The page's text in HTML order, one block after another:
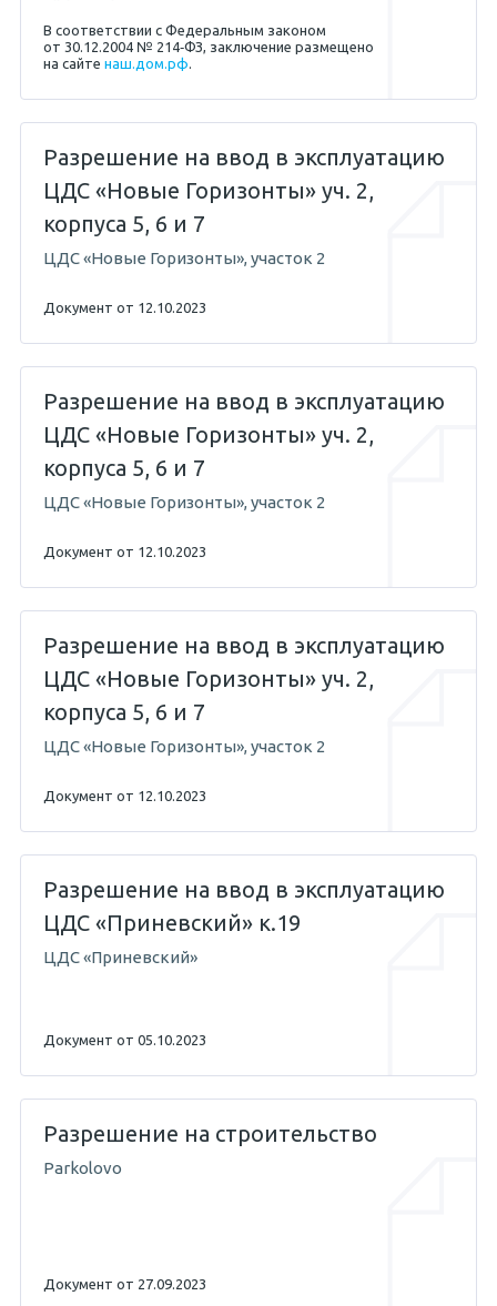
В соответствии с Федеральным законом
от 30.12.2004 № 214‐ФЗ, заключение размещено
на сайте наш.дом.рф.
Разрешение на ввод в эксплуатацию
ЦДС «Новые Горизонты» уч. 2,
корпуса 5, 6 и 7
ЦДС «Новые Горизонты», участок 2
Документ от 12.10.2023
Разрешение на ввод в эксплуатацию
ЦДС «Новые Горизонты» уч. 2,
корпуса 5, 6 и 7
ЦДС «Новые Горизонты», участок 2
Документ от 12.10.2023
Разрешение на ввод в эксплуатацию
ЦДС «Новые Горизонты» уч. 2,
корпуса 5, 6 и 7
ЦДС «Новые Горизонты», участок 2
Документ от 12.10.2023
Разрешение на ввод в эксплуатацию
ЦДС «Приневский» к.19
ЦДС «Приневский»
Документ от 05.10.2023
Разрешение на строительство
Parkolovo
Документ от 27.09.2023